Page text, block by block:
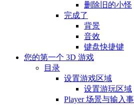
删除旧的小怪
完成了
背景
音效
键盘快捷键
您的第一个 3D 游戏
目录
设置游戏区域
设置游玩区域
Player 场景与输入